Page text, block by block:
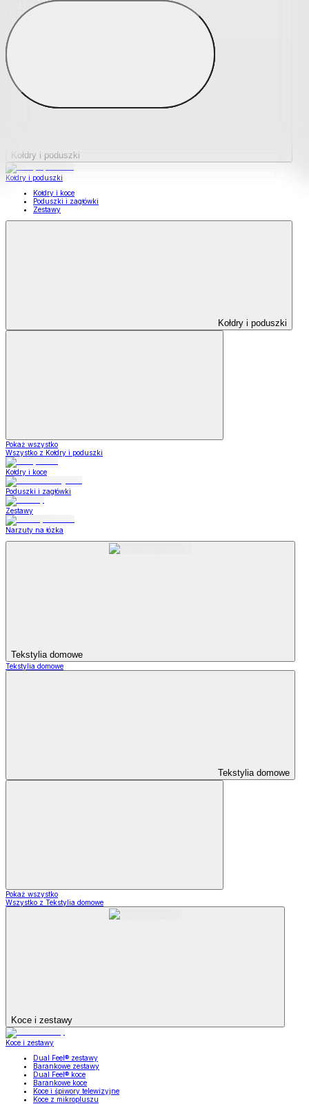
Podkładki na materace
Materace nawierzchniowe
Kołdry i poduszki
Kołdry i poduszki
Kołdry i koce
Poduszki i zagłówki
Zestawy
Kołdry i poduszki
Pokaż wszystko
Wszystko z Kołdry i poduszki
Kołdry i koce
Poduszki i zagłówki
Zestawy
Narzuty na łózka
Tekstylia domowe
Tekstylia domowe
Tekstylia domowe
Pokaż wszystko
Wszystko z Tekstylia domowe
Koce i zestawy
Koce i zestawy
Dual Feel® zestawy
Barankowe zestawy
Dual Feel® koce
Barankowe koce
Koce i śpiwory telewizyjne
Koce z mikropluszu